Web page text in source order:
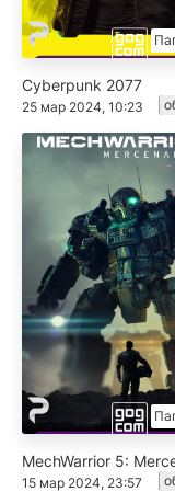
Cyberpunk 2077
25 мар 2024, 10:23
MechWarrior 5:
15 мар 2024, 23:57